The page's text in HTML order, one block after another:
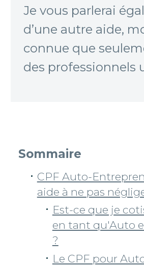
Je vous parlerai
d’une autre aide,
connue que
des professionnels
Sommaire
CPF Auto-
aide à ne pas
Est-ce que je
en tant qu'Auto
?
Le CPF pour